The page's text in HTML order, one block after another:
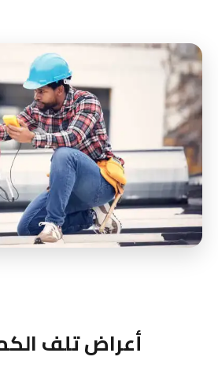
أعراض تلف